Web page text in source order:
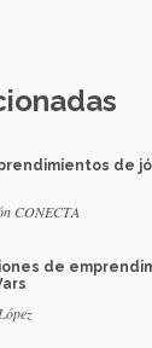
de
CONECTA
de